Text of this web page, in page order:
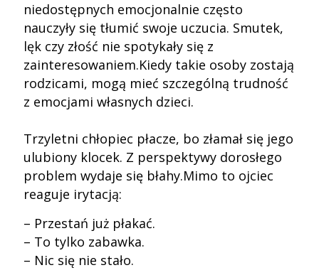
niedostępnych emocjonalnie często
nauczyły się tłumić swoje uczucia. Smutek,
lęk czy złość nie spotykały się z
zainteresowaniem.Kiedy takie osoby zostają
rodzicami, mogą mieć szczególną trudność
z emocjami własnych dzieci.
Trzyletni chłopiec płacze, bo złamał się jego
ulubiony klocek. Z perspektywy dorosłego
problem wydaje się błahy.Mimo to ojciec
reaguje irytacją:
– Przestań już płakać.
– To tylko zabawka.
– Nic się nie stało.